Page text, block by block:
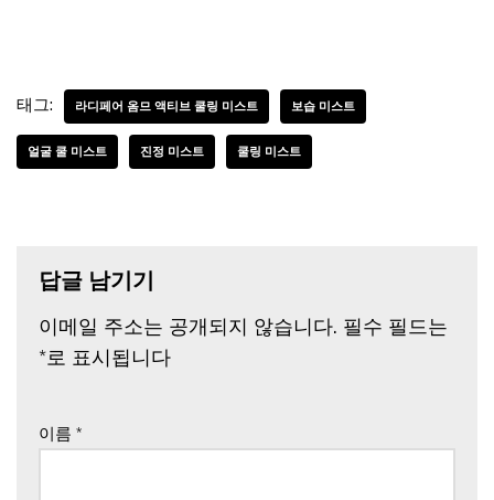
태그: 라디페어 옴므 액티브 쿨링 미스트 보습 미스트
얼굴 쿨 미스트 진정 미스트 쿨링 미스트
답글 남기기
이메일 주소는 공개되지 않습니다. 필수 필드는
*로 표시됩니다
이름 *